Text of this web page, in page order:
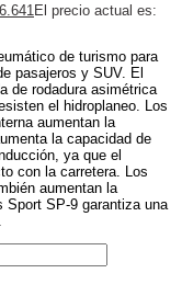
El precio actual es:
de turismo para
pasajeros y SUV. El
de rodadura asimétrica
el hidroplaneo. Los
aumentan la
la capacidad de
ya que el
con la carretera. Los
aumentan la
SP-9 garantiza una